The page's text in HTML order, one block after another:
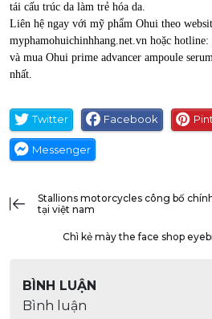
tái cấu trúc da làm trẻ hóa da.
Liên hệ ngay với mỹ phẩm Ohui theo
myphamohuichinhhang.net.vn hoặc
và mua Ohui prime advancer ampoule
nhất.
Twitter Facebook
Messenger
stallions motorcycles công bố chính thức giá bán các dòng xe
tại việt nam
chì kẻ mày the face shop
BÌNH LUẬN
Bình luận